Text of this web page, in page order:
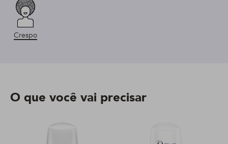
Crespo
O que você vai precisar